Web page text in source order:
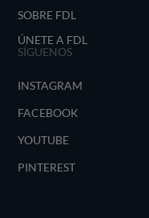
SOBRE FDL
ÚNETE A FDL
SÍGUENOS
INSTAGRAM
FACEBOOK
YOUTUBE
PINTEREST